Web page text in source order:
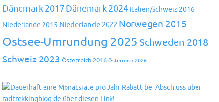
Dänemark 2017 Dänemark 2024 Italien/Schweiz 2016
Niederlande 2015 Niederlande 2022 Norwegen 2015
Ostsee-Umrundung 2025 Schweden 2018
Schweiz 2023 Österreich 2016 Österreich 2026